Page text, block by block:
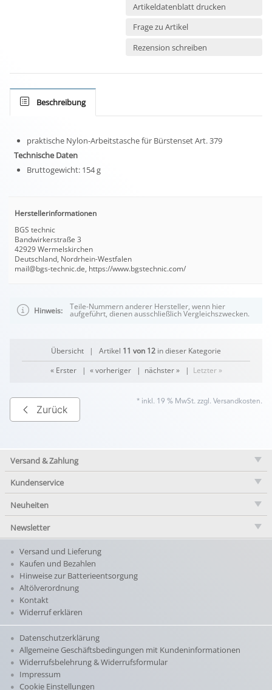
Artikeldatenblatt drucken
Frage zu Artikel
Rezension schreiben
Beschreibung
praktische Nylon-Arbeitstasche für Bürstenset Art. 379
Technische Daten
Bruttogewicht: 154 g
Herstellerinformationen
BGS technic
Bandwirkerstraße 3
42929 Wermelskirchen
Deutschland, Nordrhein-Westfalen
mail@bgs-technic.de, https://www.bgstechnic.com/
Hinweis: Teile-Nummern anderer Hersteller, wenn hier
aufgeführt, dienen ausschließlich Vergleichszwecken.
Übersicht | Artikel 11 von 12 in dieser Kategorie
« Erster| « vorheriger| nächster »| Letzter »
Zurück
* inkl. 19 % MwSt. zzgl. Versandkosten.
Versand & Zahlung
Kundenservice
Neuheiten
Newsletter
Versand und Lieferung
Kaufen und Bezahlen
Hinweise zur Batterieentsorgung
Altölverordnung
Kontakt
Widerruf erklären
Datenschutzerklärung
Allgemeine Geschäftsbedingungen mit Kundeninformationen
Widerrufsbelehrung & Widerrufsformular
Impressum
Cookie Einstellungen